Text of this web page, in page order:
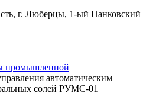
г. Люберцы, 1-ый Панковский
промышленной
автоматическим
солей РУМС-01